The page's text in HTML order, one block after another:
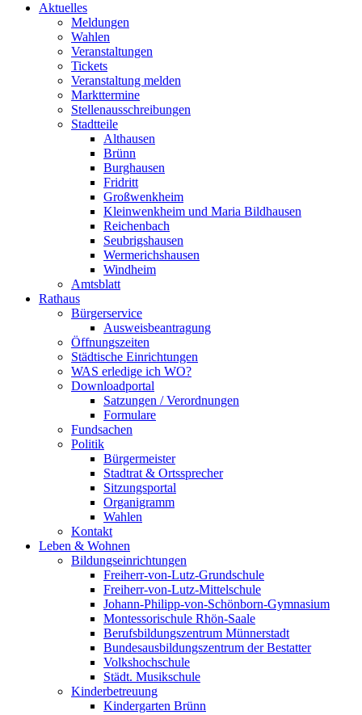
Aktuelles
Meldungen
Wahlen
Veranstaltungen
Tickets
Veranstaltung melden
Markttermine
Stellenausschreibungen
Stadtteile
Althausen
Brünn
Burghausen
Fridritt
Großwenkheim
Kleinwenkheim und Maria Bildhausen
Reichenbach
Seubrigshausen
Wermerichshausen
Windheim
Amtsblatt
Rathaus
Bürgerservice
Ausweisbeantragung
Öffnungszeiten
Städtische Einrichtungen
WAS erledige ich WO?
Downloadportal
Satzungen / Verordnungen
Formulare
Fundsachen
Politik
Bürgermeister
Stadtrat & Ortssprecher
Sitzungsportal
Organigramm
Wahlen
Kontakt
Leben & Wohnen
Bildungseinrichtungen
Freiherr-von-Lutz-Grundschule
Freiherr-von-Lutz-Mittelschule
Johann-Philipp-von-Schönborn-Gymnasium
Montessorischule Rhön-Saale
Berufsbildungszentrum Münnerstadt
Bundesausbildungszentrum der Bestatter
Volkshochschule
Städt. Musikschule
Kinderbetreuung
Kindergarten Brünn